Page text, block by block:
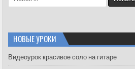
e
h
f
НОВЫЕ УРОКИ
Видеоурок красивое соло на гитаре